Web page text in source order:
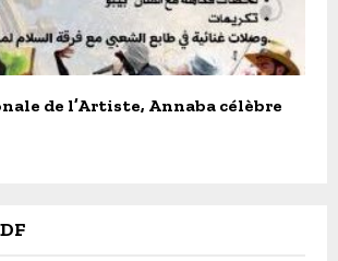
de l’Artiste, Annaba célèbre